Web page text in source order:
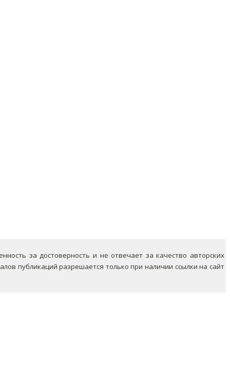
за достоверность и не отвечает за качество авторских
публикаций разрешается только при наличии ссылки на сайт